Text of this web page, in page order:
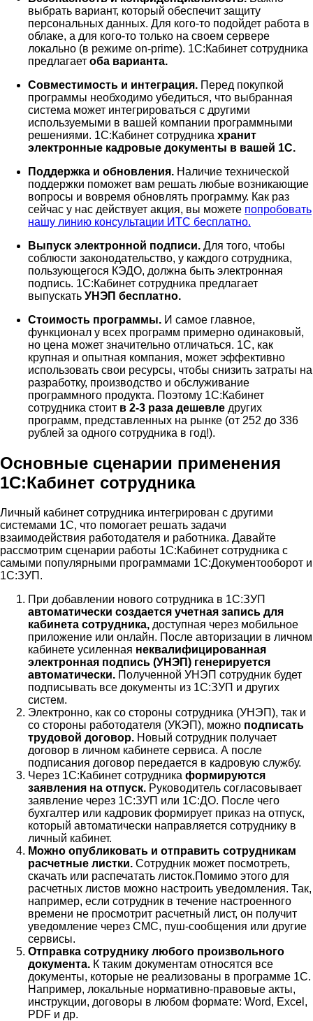
выбрать вариант, который обеспечит защиту
персональных данных. Для кого-то подойдет работа в
облаке, а для кого-то только на своем сервере
локально (в режиме on-prime). 1С:Кабинет сотрудника
предлагает оба варианта.
Совместимость и интеграция. Перед покупкой
программы необходимо убедиться, что выбранная
система может интегрироваться с другими
используемыми в вашей компании программными
решениями. 1С:Кабинет сотрудника хранит
электронные кадровые документы в вашей 1С.
Поддержка и обновления. Наличие технической
поддержки поможет вам решать любые возникающие
вопросы и вовремя обновлять программу. Как раз
сейчас у нас действует акция, вы можете попробовать
нашу линию консультации ИТС бесплатно.
Выпуск электронной подписи. Для того, чтобы
соблюсти законодательство, у каждого сотрудника,
пользующегося КЭДО, должна быть электронная
подпись. 1С:Кабинет сотрудника предлагает
выпускать УНЭП бесплатно.
Стоимость программы. И самое главное,
функционал у всех программ примерно одинаковый,
но цена может значительно отличаться. 1С, как
крупная и опытная компания, может эффективно
использовать свои ресурсы, чтобы снизить затраты на
разработку, производство и обслуживание
программного продукта. Поэтому 1С:Кабинет
сотрудника стоит в 2-3 раза дешевле других
программ, представленных на рынке (от 252 до 336
рублей за одного сотрудника в год!).
Основные сценарии применения
1С:Кабинет сотрудника
Личный кабинет сотрудника интегрирован с другими
системами 1С, что помогает решать задачи
взаимодействия работодателя и работника. Давайте
рассмотрим сценарии работы 1С:Кабинет сотрудника с
самыми популярными программами 1С:Документооборот и
1С:ЗУП.
При добавлении нового сотрудника в 1С:ЗУП
автоматически создается учетная запись для
кабинета сотрудника, доступная через мобильное
приложение или онлайн. После авторизации в личном
кабинете усиленная неквалифицированная
электронная подпись (УНЭП) генерируется
автоматически. Полученной УНЭП сотрудник будет
подписывать все документы из 1С:ЗУП и других
систем.
Электронно, как со стороны сотрудника (УНЭП), так и
со стороны работодателя (УКЭП), можно подписать
трудовой договор. Новый сотрудник получает
договор в личном кабинете сервиса. А после
подписания договор передается в кадровую службу.
Через 1С:Кабинет сотрудника формируются
заявления на отпуск. Руководитель согласовывает
заявление через 1С:ЗУП или 1С:ДО. После чего
бухгалтер или кадровик формирует приказ на отпуск,
который автоматически направляется сотруднику в
личный кабинет.
Можно опубликовать и отправить сотрудникам
расчетные листки. Сотрудник может посмотреть,
скачать или распечатать листок.Помимо этого для
расчетных листов можно настроить уведомления. Так,
например, если сотрудник в течение настроенного
времени не просмотрит расчетный лист, он получит
уведомление через СМС, пуш-сообщения или другие
сервисы.
Отправка сотруднику любого произвольного
документа. К таким документам относятся все
документы, которые не реализованы в программе 1С.
Например, локальные нормативно-правовые акты,
инструкции, договоры в любом формате: Word, Excel,
PDF и др.